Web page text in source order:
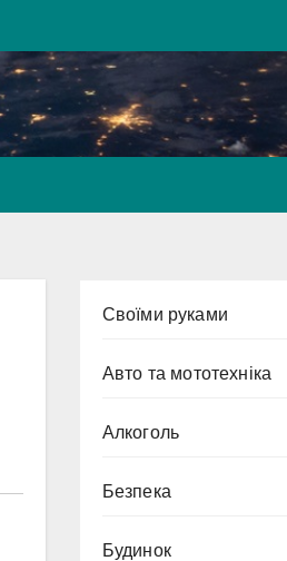
Cвоїми руками
Авто та мототехніка
Алкоголь
Безпека
Будинок